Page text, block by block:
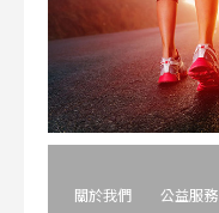
關於我們 公益服務